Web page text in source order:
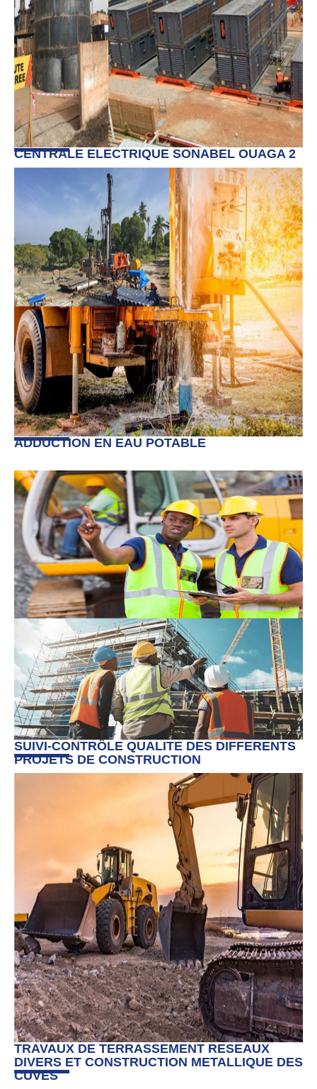
CENTRALE ELECTRIQUE SONABEL OUAGA 2
ADDUCTION EN EAU POTABLE
SUIVI-CONTRÔLE QUALITE DES DIFFERENTS
PROJETS DE CONSTRUCTION
TRAVAUX DE TERRASSEMENT RESEAUX
DIVERS ET CONSTRUCTION METALLIQUE DES
CUVES